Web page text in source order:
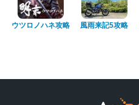
ウツロノハネ攻略 風雨来記5攻略